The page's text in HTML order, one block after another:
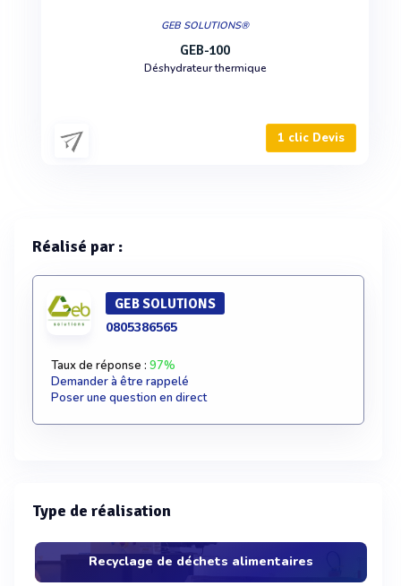
GEB SOLUTIONS®
GEB-100
Déshydrateur thermique
1 clic Devis
Réalisé par :
GEB SOLUTIONS
0805386565
Taux de réponse : 97%
Demander à être rappelé
Poser une question en direct
Type de réalisation
Recyclage de déchets alimentaires